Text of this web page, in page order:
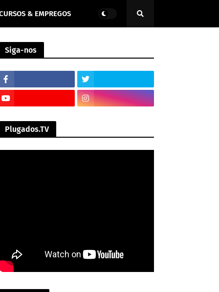
& EMPREGOS
Siga-nos
Plugados.TV